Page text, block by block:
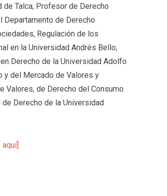
Talca; Profesor de Derecho
Departamento de Derecho
Regulación de los
en la Universidad Andrés Bello;
Derecho de la Universidad Adolfo
y del Mercado de Valores y
Valores, de Derecho del Consumo
Derecho de la Universidad